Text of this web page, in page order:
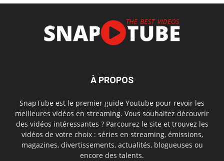
À PROPOS
SnapTube est le premier guide Youtube pour revoir les
meilleures vidéos en streaming. Vous souhaitez découvrir
des vidéos intéressantes ? Parcourez le site et trouvez les
vidéos de votre choix : séries en streaming, émissions,
magazines, divertissements, actualités, blogueuses ou
encore des talents.